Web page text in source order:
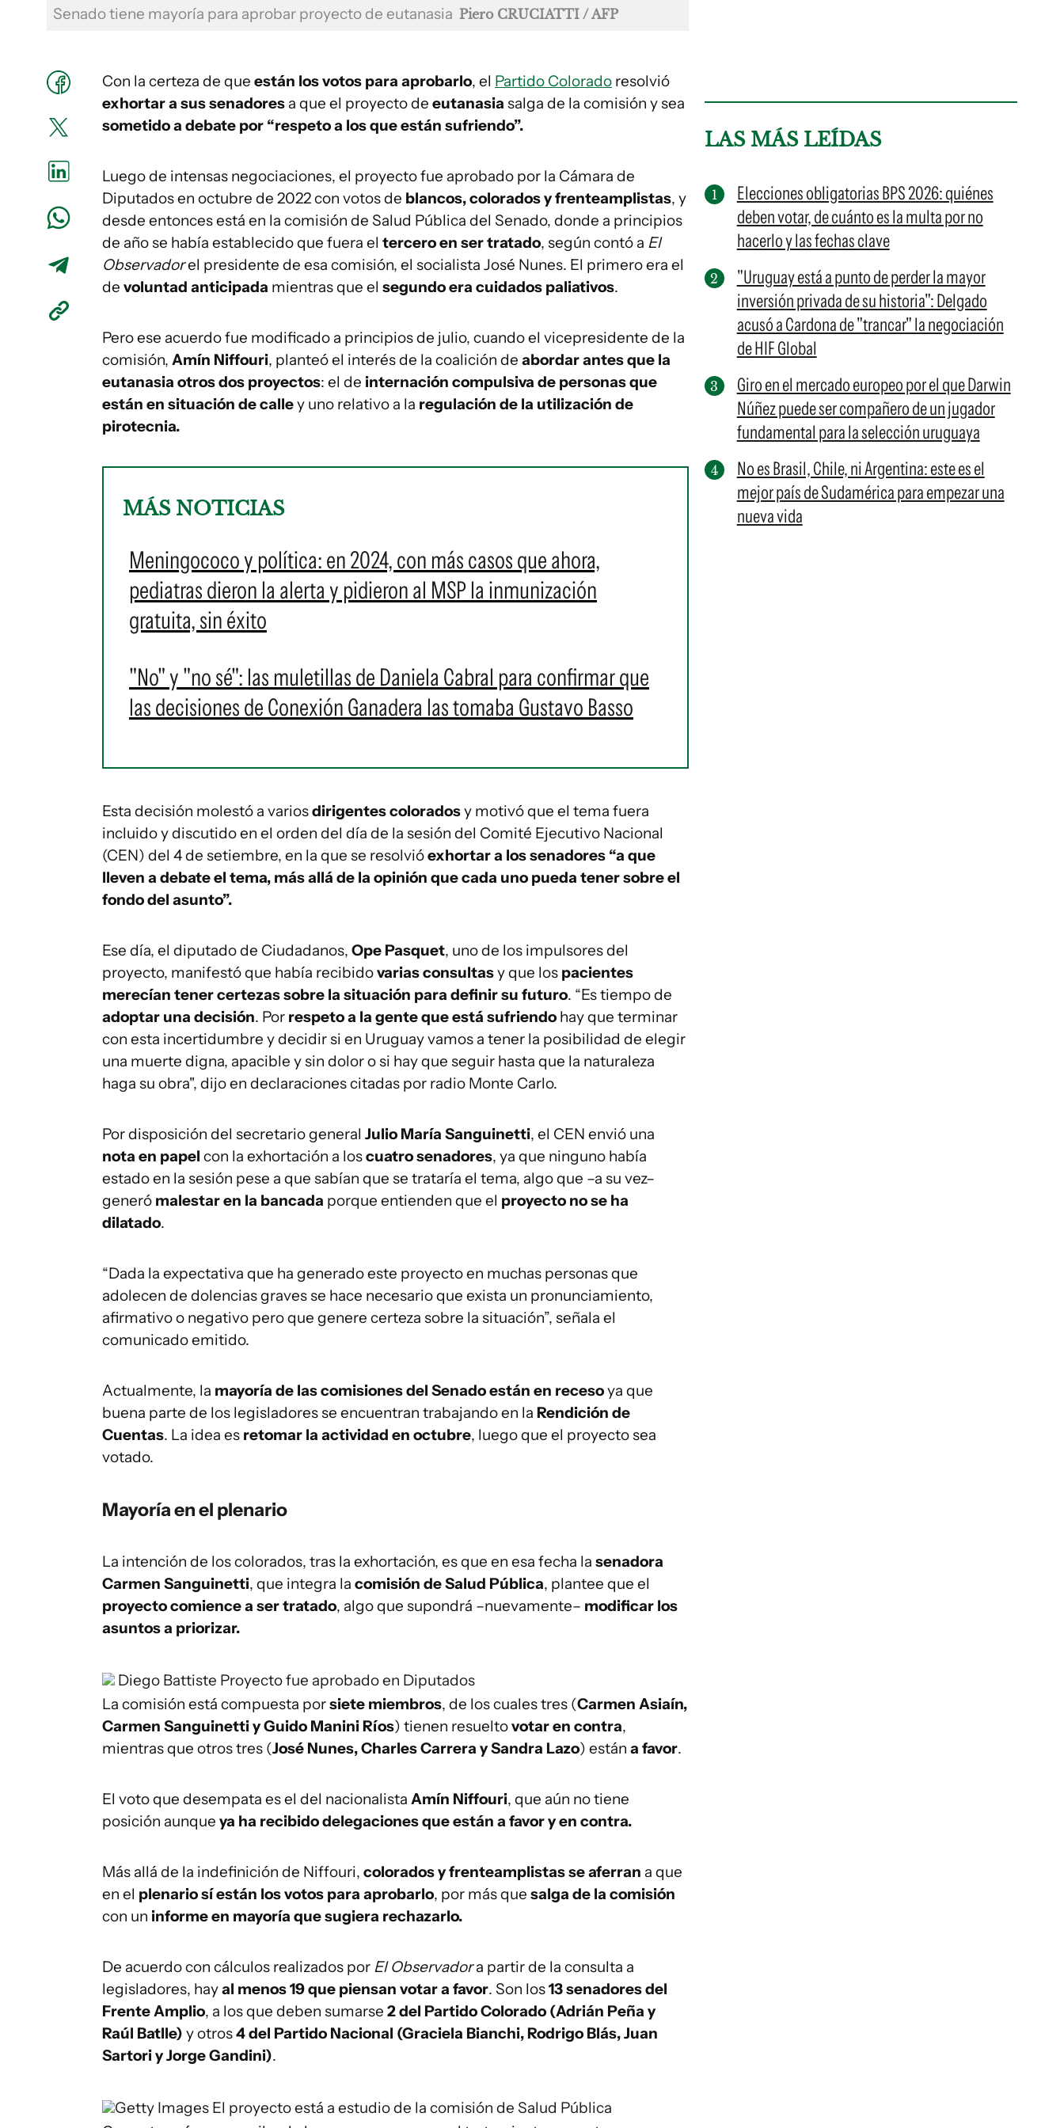
Senado tiene mayoría para aprobar proyecto de eutanasia Piero CRUCIATTI / AFP
Con la certeza de que están los votos para aprobarlo, el Partido Colorado resolvió
exhortar a sus senadores a que el proyecto de eutanasia salga de la comisión y sea
sometido a debate por “respeto a los que están sufriendo”.
Luego de intensas negociaciones, el proyecto fue aprobado por la Cámara de
Diputados en octubre de 2022 con votos de blancos, colorados y frenteamplistas, y
desde entonces está en la comisión de Salud Pública del Senado, donde a principios
de año se había establecido que fuera el tercero en ser tratado, según contó a El
Observadorel presidente de esa comisión, el socialista José Nunes. El primero era el
de voluntad anticipada mientras que el segundo era cuidados paliativos.
Pero ese acuerdo fue modificado a principios de julio, cuando el vicepresidente de la
comisión, Amín Niffouri, planteó el interés de la coalición de abordar antes que la
eutanasia otros dos proyectos: el de internación compulsiva de personas que
están en situación de calley uno relativo a la regulación de la utilización de
pirotecnia.
MÁS NOTICIAS
Meningococo y política: en 2024, con más casos que ahora,
pediatras dieron la alerta y pidieron al MSP la inmunización
gratuita, sin éxito
"No" y "no sé": las muletillas de Daniela Cabral para confirmar que
las decisiones de Conexión Ganadera las tomaba Gustavo Basso
Esta decisión molestó a variosdirigentes coloradosy motivó que el tema fuera
incluido y discutido en el orden del día de la sesión del Comité Ejecutivo Nacional
(CEN) del 4 de setiembre, en la que se resolvióexhortar a los senadores “a que
lleven a debate el tema, más allá de la opinión que cada uno pueda tener sobre el
fondo del asunto”.
Ese día, el diputado de Ciudadanos, Ope Pasquet, uno de los impulsores del
proyecto, manifestó que había recibidovarias consultasy que los pacientes
merecían tener certezas sobre la situación para definir su futuro. “Es tiempo de
adoptar una decisión. Por respeto a la gente que está sufriendo hay que terminar
con esta incertidumbre y decidir si en Uruguay vamos a tener la posibilidad de elegir
una muerte digna, apacible y sin dolor o si hay que seguir hasta que la naturaleza
haga su obra", dijo en declaraciones citadas por radio Monte Carlo.
Por disposición del secretario general Julio María Sanguinetti, el CEN envió una
nota en papel con la exhortación a loscuatro senadores, ya que ninguno había
estado en la sesión pese a que sabían que se trataría el tema, algo que –a su vez–
generó malestar en la bancada porque entienden que el proyecto no se ha
dilatado.
“Dada la expectativa que ha generado este proyecto en muchas personas que
adolecen de dolencias graves se hace necesario que exista un pronunciamiento,
afirmativo o negativo pero que genere certeza sobre la situación”, señala el
comunicado emitido.
Actualmente, la mayoría de las comisiones del Senado están en recesoya que
buena parte de los legisladores se encuentran trabajando en la Rendición de
Cuentas. La idea es retomar la actividad en octubre, luego que el proyecto sea
votado.
Mayoría en el plenario
La intención de los colorados, tras la exhortación, es que en esa fecha la senadora
Carmen Sanguinetti, que integra la comisión de Salud Pública, plantee que el
proyecto comience a ser tratado, algo que supondrá –nuevamente– modificar los
asuntos a priorizar.
Diego Battiste Proyecto fue aprobado en Diputados
La comisión está compuesta porsiete miembros, de los cuales tres (Carmen Asiaín,
Carmen Sanguinetti y Guido Manini Ríos) tienen resueltovotar en contra,
mientras que otros tres (José Nunes, Charles Carrera y Sandra Lazo) están a favor.
El voto que desempata es el del nacionalista Amín Niffouri, que aún no tiene
posición aunque ya ha recibido delegaciones que están a favor y en contra.
Más allá de la indefinición de Niffouri, colorados y frenteamplistas se aferran a que
en el plenario sí están los votos para aprobarlo, por más que salga de la comisión
con un informe en mayoría que sugiera rechazarlo.
De acuerdo con cálculos realizados por El Observadora partir de la consulta a
legisladores, hayal menos 19 que piensan votar a favor. Son los13 senadores del
Frente Amplio, a los que deben sumarse 2 del Partido Colorado (Adrián Peña y
Raúl Batlle) y otros4 del Partido Nacional (Graciela Bianchi, Rodrigo Blás, Juan
Sartori y Jorge Gandini).
Getty Images El proyecto está a estudio de la comisión de Salud Pública
LAS MÁS LEÍDAS
Elecciones obligatorias BPS 2026: quiénes
deben votar, de cuánto es la multa por no
hacerlo y las fechas clave
"Uruguay está a punto de perder la mayor
inversión privada de su historia": Delgado
acusó a Cardona de "trancar" la negociación
de HIF Global
Giro en el mercado europeo por el que Darwin
Núñez puede ser compañero de un jugador
fundamental para la selección uruguaya
No es Brasil, Chile, ni Argentina: este es el
mejor país de Sudamérica para empezar una
nueva vida